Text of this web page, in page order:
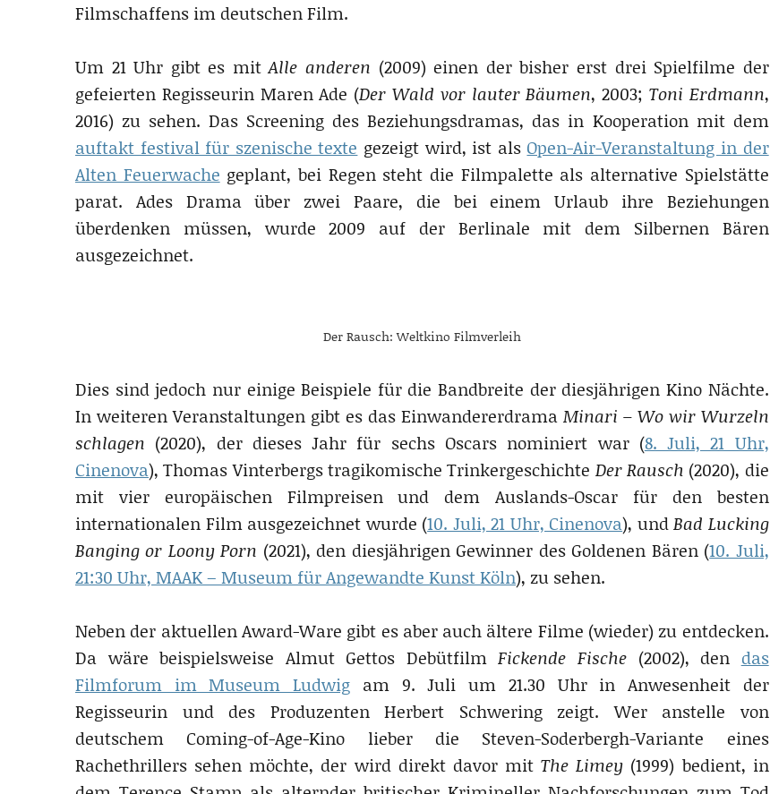
Filmschaffens im deutschen Film.
Um 21 Uhr gibt es mitAlle anderen (2009) einen der bisher erst drei Spielfilme der
gefeierten Regisseurin Maren Ade (Der Wald vor lauter Bäumen, 2003; Toni Erdmann,
2016) zu sehen. Das Screening des Beziehungsdramas, das in Kooperation mit dem
auftakt festival für szenische texte gezeigt wird, ist als Open-Air-Veranstaltung in der
Alten Feuerwache geplant, bei Regen steht die Filmpalette als alternative Spielstätte
parat. Ades Drama über zwei Paare, die bei einem Urlaub ihre Beziehungen
überdenken müssen, wurde 2009 auf der Berlinale mit dem Silbernen Bären
ausgezeichnet.
Der Rausch: Weltkino Filmverleih
Dies sind jedoch nur einige Beispiele für die Bandbreite der diesjährigen Kino Nächte.
In weiteren Veranstaltungen gibt es das Einwandererdrama Minari – Wo wir Wurzeln
schlagen (2020), der dieses Jahr für sechs Oscars nominiert war (8. Juli, 21 Uhr,
Cinenova), Thomas Vinterbergs tragikomische Trinkergeschichte Der Rausch (2020), die
mit vier europäischen Filmpreisen und dem Auslands-Oscar für den besten
internationalen Film ausgezeichnet wurde (10. Juli, 21 Uhr, Cinenova), undBad Lucking
Banging or Loony Porn (2021), den diesjährigen Gewinner des Goldenen Bären (10. Juli,
21:30 Uhr, MAAK – Museum für Angewandte Kunst Köln), zu sehen.
Neben der aktuellen Award-Ware gibt es aber auch ältere Filme (wieder) zu entdecken.
Da wäre beispielsweise Almut Gettos DebütfilmFickende Fische(2002), den das
Filmforum im Museum Ludwig am 9. Juli um 21.30 Uhr in Anwesenheit der
Regisseurin und des Produzenten Herbert Schwering zeigt. Wer anstelle von
deutschem Coming-of-Age-Kino lieber die Steven-Soderbergh-Variante eines
Rachethrillers sehen möchte, der wird direkt davor mitThe Limey (1999) bedient, in